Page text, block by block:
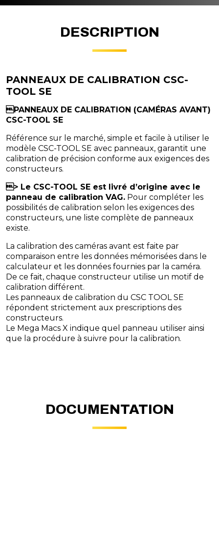
DESCRIPTION
PANNEAUX DE CALIBRATION CSC-
TOOL SE
PANNEAUX DE CALIBRATION (CAMÉRAS AVANT)
CSC-TOOL SE
Référence sur le marché, simple et facile à utiliser le
modèle CSC-TOOL SE avec panneaux, garantit une
calibration de précision conforme aux exigences des
constructeurs.
> Le CSC-TOOL SE est livré d’origine avec le
panneau de calibration VAG. Pour compléter les
possibilités de calibration selon les exigences des
constructeurs, une liste complète de panneaux
existe.
La calibration des caméras avant est faite par
comparaison entre les données mémorisées dans le
calculateur et les données fournies par la caméra.
De ce fait, chaque constructeur utilise un motif de
calibration différent.
Les panneaux de calibration du CSC TOOL SE
répondent strictement aux prescriptions des
constructeurs.
Le Mega Macs X indique quel panneau utiliser ainsi
que la procédure à suivre pour la calibration.
DOCUMENTATION